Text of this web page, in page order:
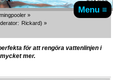
Menu ≡
»
Rickard) »
för att rengöra vattenlinjen i
mer.